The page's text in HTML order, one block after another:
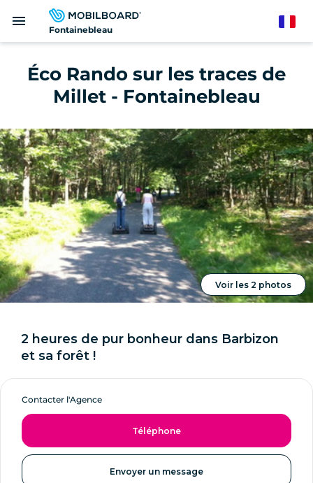
Fontainebleau
menu
Éco Rando sur les traces de
Millet - Fontainebleau
Voir les 2 photos
2 heures de pur bonheur dans Barbizon
et sa forêt !
Contacter l'Agence
Téléphone
Envoyer un message